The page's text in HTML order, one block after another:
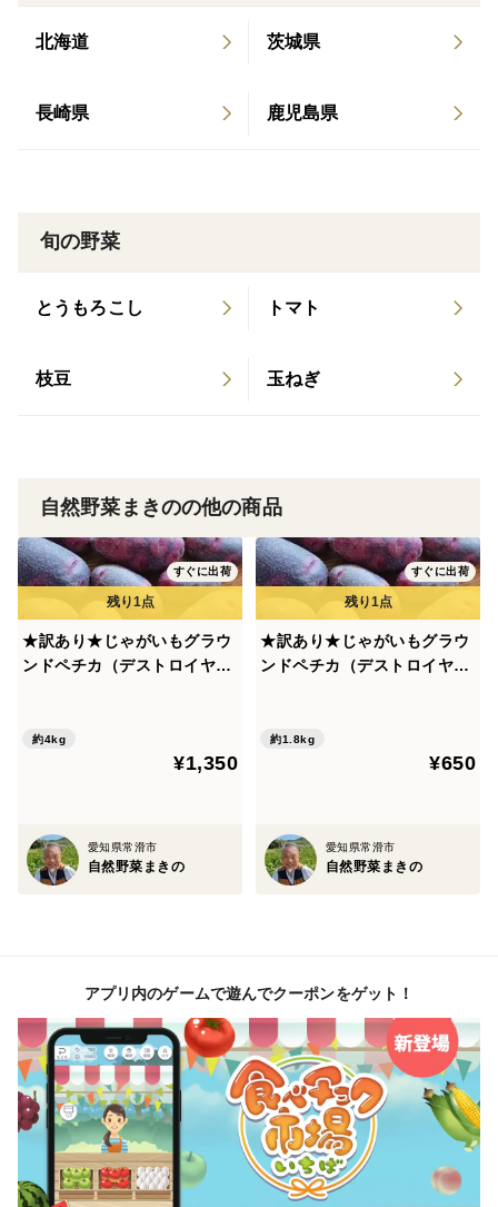
ります。
ださい。
くなる場合があります。
・届いたら早めに開封し、湿気がこもらないようにして
・粘土質の圃場で育てているため、土がややこびり付く
場合があります。品質には問題ありません。
・形や大きさに多少のばらつきがあります。自然のもの
としてご理解ください。
・これからの季節は輸送中のトラック内が高温になるた
めクール便で発送し、鮮度を保った状態でお届けしま
北海道 茨城県
長崎県 鹿児島県
旬の野菜
とうもろこし トマト
枝豆 玉ねぎ
自然野菜まきのの他の商品
すぐに出荷
★訳あり★じゃがいもグラウ
ンドペチカ（デストロイヤ
料不使用】
約4kg
¥1,350
愛知県常滑市
自然野菜まきの
すぐに出荷
★訳あり★じゃがいもグラウ
ンドペチカ（デストロイヤ
料不使用】
約1.8kg
¥650
愛知県常滑市
自然野菜まきの
アプリ内のゲームで遊んでクーポンをゲット！